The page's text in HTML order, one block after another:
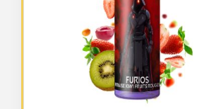
était :
12,90 €.
est :
7,99 €.